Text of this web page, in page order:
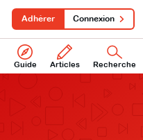
Guide Articles Recherche
Adhérer Connexion